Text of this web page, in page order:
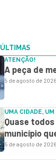
ÚLTIMAS
ATENÇÃO!
A peça de
5 de agosto de
UMA CIDADE,
Quase
município
5 de agosto de